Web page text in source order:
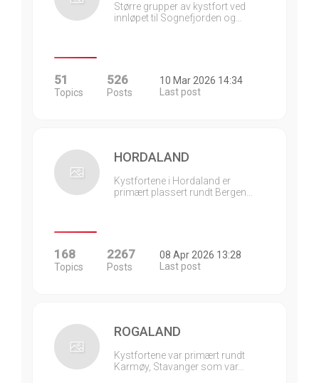
Større grupper av kystfort ved
innløpet til Sognefjorden og…
51
Topics
526
Posts
10 Mar 2026 14:34
Last post
HORDALAND
Kystfortene i Hordaland er
primært plassert rundt Bergen…
168
Topics
2267
Posts
08 Apr 2026 13:28
Last post
ROGALAND
Kystfortene var primært rundt
Karmøy, Stavanger som var…